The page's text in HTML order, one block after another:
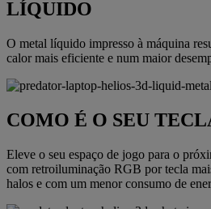
LÍQUIDO
O metal líquido impresso à máquina
calor mais eficiente e num maior
COMO É O SEU
Eleve o seu espaço de jogo para o
com retroiluminação RGB por tecla
halos e com um menor consumo de